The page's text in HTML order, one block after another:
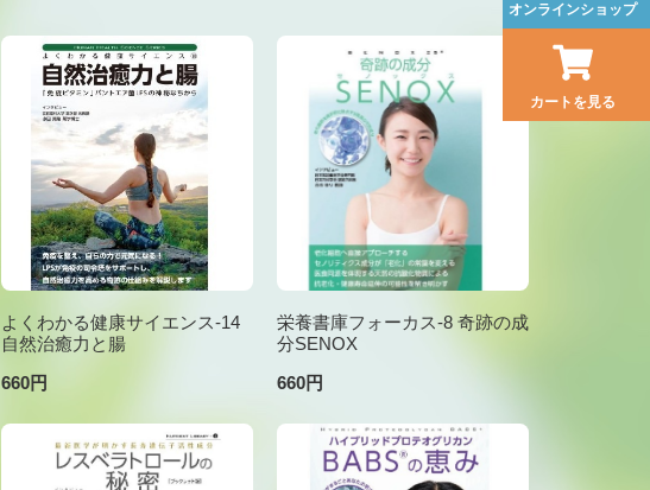
オンラインショップ
カートを見る
よくわかる健康サイエンス-14
自然治癒力と腸
660円
栄養書庫フォーカス-8 奇跡の成
分SENOX
660円